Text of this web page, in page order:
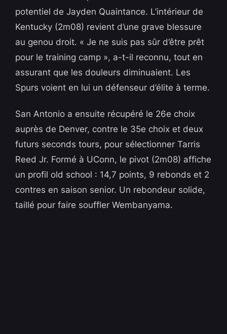
potentiel de Jayden Quaintance. L’intérieur de
Kentucky (2m08) revient d’une grave blessure
au genou droit. « Je ne suis pas sûr d’être prêt
pour le training camp », a-t-il reconnu, tout en
assurant que les douleurs diminuaient. Les
Spurs voient en lui un défenseur d’élite à terme.
San Antonio a ensuite récupéré le 26e choix
auprès de Denver, contre le 35e choix et deux
futurs seconds tours, pour sélectionner Tarris
Reed Jr. Formé à UConn, le pivot (2m08) affiche
un profil old school : 14,7 points, 9 rebonds et 2
contres en saison senior. Un rebondeur solide,
taillé pour faire souffler Wembanyama.